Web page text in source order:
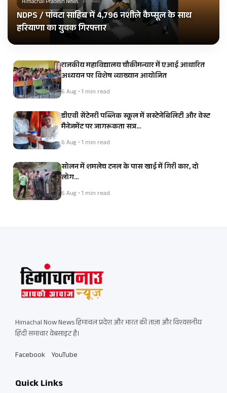
Himachal Pradesh News
NDPS / पांवटा साहिब में 4,796 नशीले कैप्सूल के साथ
हरियाणा का युवक गिरफ्तार
राजकीय महाविद्यालय चौकीमन्यार में एआई आधारित
अध्ययन पर विशेष व्याख्यान आयोजित
6 Aug • 1 min read
डीएवी सेंटेनरी पब्लिक स्कूल में सस्टेनेबिलिटी और वेस्ट
मैनेजमेंट पर जागरूकता सत्र…
6 Aug • 1 min read
सोलन में शमलेच टनल के पास खाई में गिरी कार, दो
लोग…
6 Aug • 1 min read
Himachal Now News हिमाचल प्रदेश और भारत की ताज़ा और विश्वसनीय
हिंदी समाचार वेबसाइट है।
Facebook YouTube
Quick Links